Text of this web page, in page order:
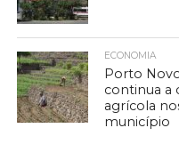
ECONOMIA
Porto
continua a
agrícola
município